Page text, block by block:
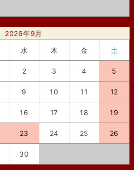
2026年9月
水 木 金 土
2 3 4 5
9 10 11 12
16 17 18 19
23 24 25 26
30